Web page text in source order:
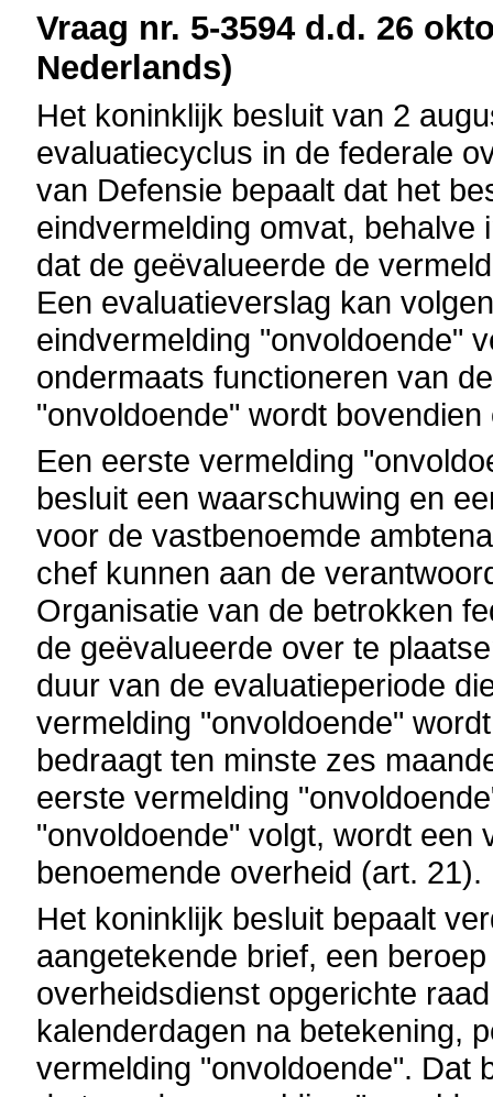
Vraag nr. 5-3594 d.d. 26
Nederlands)
Het koninklijk besluit van 2
evaluatiecyclus in de federale
van Defensie bepaalt dat het
eindvermelding omvat,
dat de geëvalueerde de
Een evaluatieverslag kan
eindvermelding "onvoldoende"
ondermaats functioneren van
"onvoldoende" wordt
Een eerste vermelding
besluit een waarschuwing en
voor de vastbenoemde
chef kunnen aan de
Organisatie van de betrokken
de geëvalueerde over te
duur van de evaluatieperiode
vermelding "onvoldoende"
bedraagt ten minste zes
eerste vermelding
"onvoldoende" volgt, wordt een
benoemende overheid (art. 21).
Het koninklijk besluit bepaalt
aangetekende brief, een
overheidsdienst opgerichte
kalenderdagen na betekening,
vermelding "onvoldoende". Dat